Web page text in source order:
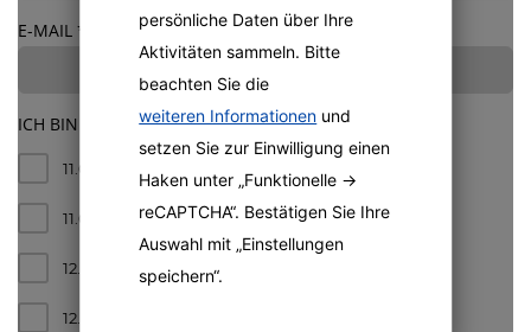
E-MAIL *
ICH BIN DABEI AM*
11.09. Vertriebsschulung Intern
11.09. Abendessen Intern*
12.09. Launch Event mit Gästen
12.09. Abendveranstaltung
persönliche Daten über Ihre
Aktivitäten sammeln. Bitte
beachten Sie die
weiteren Informationen und
setzen Sie zur Einwilligung einen
Haken unter „Funktionelle ->
reCAPTCHA“. Bestätigen Sie Ihre
Auswahl mit „Einstellungen
speichern“.